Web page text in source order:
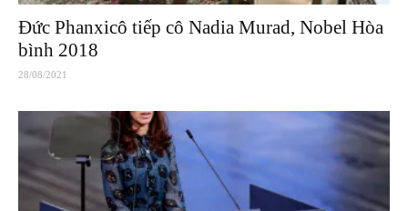
Đức Phanxicô tiếp cô Nadia Murad, Nobel Hòa
bình 2018
28/08/2021